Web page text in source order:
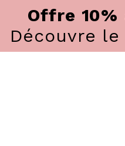
Offre 10%
Découvre le